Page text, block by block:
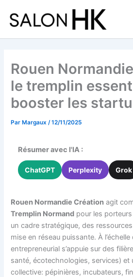
contenu
Rouen
le tremplin
booster les
ParMargaux /12/11/2025
Résumer avec l'IA :
ChatGPT Perplexity Grok
Rouen Normandie Création agit
Tremplin Normand pour les
un cadre stratégique, des
mise en réseau puissante. À l’échelle
entrepreneurial s’appuie sur des
santé, écotechnologies, services) et
collective: pépinières, incubateurs,